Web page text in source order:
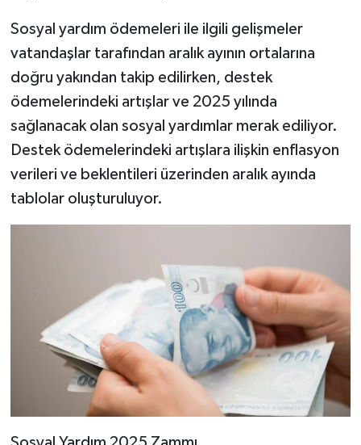
Sosyal yardım ödemeleri ile ilgili gelişmeler
vatandaşlar tarafından aralık ayının ortalarına
doğru yakından takip edilirken, destek
ödemelerindeki artışlar ve 2025 yılında
sağlanacak olan sosyal yardımlar merak ediliyor.
Destek ödemelerindeki artışlara ilişkin enflasyon
verileri ve beklentileri üzerinden aralık ayında
tablolar oluşturuluyor.